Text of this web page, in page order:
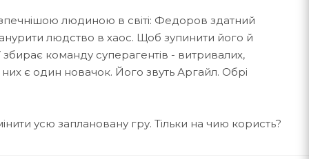
людиною в світі: Федоров здатний
людство в хаос. Щоб зупинити його й
команду суперагентів - витривалих,
є один новачок. Його звуть Аргайл. Обрі
усю заплановану гру. Тільки на чию користь?